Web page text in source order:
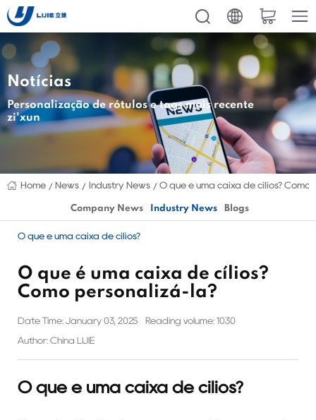
Notícias
Personalização de rótulos e tags mais recente
zi'xun
Home News Industry News O que é uma caixa de cílios? Como
Company News Industry News Blogs
O que é uma caixa de cílios?
O que é uma caixa de cílios?
Como personalizá-la?
Date Time: January 03, 2025 Reading volume: 1030
Author: China LIJIE
O que é uma caixa de cílios?